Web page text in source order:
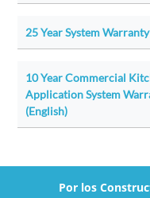
25 Year System
10 Year Commercial
Application System
(English)
Por los